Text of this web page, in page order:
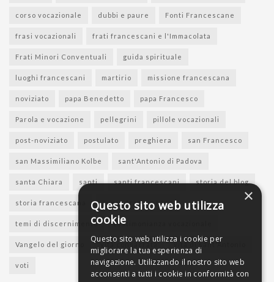
corso vocazionale dubbi e paure Fonti Francescane
frasi vocazionali frati francescani e l'Immacolata
Frati Minori Conventuali guida spirituale
luoghi francescani martirio missione francescana
noviziato papa Benedetto papa Francesco
Parola e vocazione pellegrini pillole vocazionali
post-noviziato postulato preghiera san Francesco
san Massimiliano Kolbe sant'Antonio di Padova
santa Chiara santi santi francescani storia del blog
storia francescana suore francescane
temi di discernimento testimonianza vocazionale
Vangelo del giorno vita consacrata vita di sant'Antonio
voti
×
Questo sito web utilizza
cookie
Questo sito web utilizza i cookie per
migliorare la tua esperienza di
navigazione. Utilizzando il nostro sito web
acconsenti a tutti i cookie in conformità con